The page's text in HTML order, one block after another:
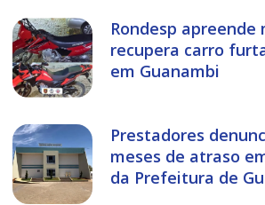
Rondesp apreende
recupera carro
em Guanambi
Prestadores
meses de atraso
da Prefeitura de